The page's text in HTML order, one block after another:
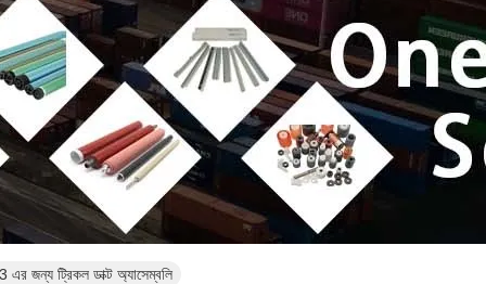
ট্রিকল ডাক্ট অ্যাসেম্বলি